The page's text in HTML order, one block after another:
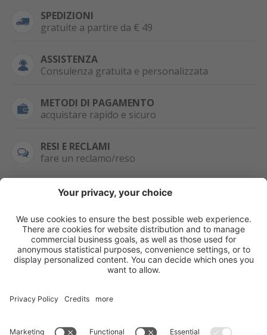
SPEDIZIONI
gratuite a partire da € 49
ASSISTENZA
Consulenza gratuita e personalizzata
METODI DI PAGAMENTO
acquistare rapido e sicuro
RESI E RECLAMI
fare un reclamo/reso
SEMPRE DISPONIBILE
0471 506798
WHATSAPP
+39 376 2951129
HAI LA PARTITA
IVA?
Per ordini, offerte,
prezzi speciali e
ulteriori articoli